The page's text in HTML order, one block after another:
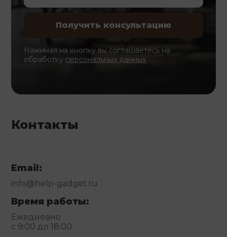
Нажимая на кнопку вы соглашаетесь на
обработку персональных данных
Контакты
Email:
info@help-gadget.ru
Время работы:
Ежедневно
с 9:00 до 18:00